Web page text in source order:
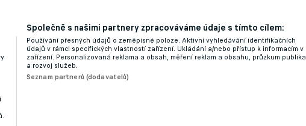
Společně s našimi partnery zpracováváme údaje s tímto cílem:
Používání přesných údajů o zeměpisné poloze. Aktivní vyhledávání identifikačních
údajů v rámci specifických vlastností zařízení. Ukládání a/nebo přístup k informacím v
zařízení. Personalizovaná reklama a obsah, měření reklam a obsahu, průzkum publika
a rozvoj služeb.
Seznam partnerů (dodavatelů)